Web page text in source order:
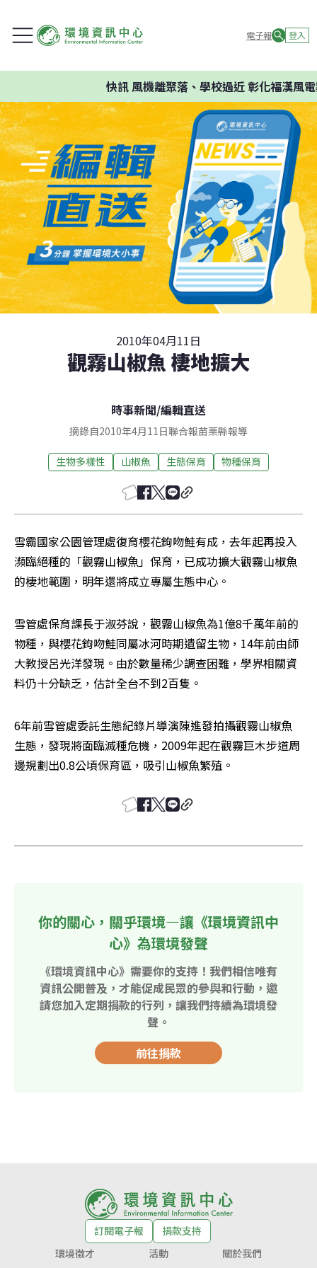
電子報 登入
快訊風機離聚落、學校過近 彰化福漢風電
2010年04月11日
觀霧山椒魚 棲地擴大
時事新聞/編輯直送
摘錄自2010年4月11日聯合報苗栗縣報導
生物多樣性 山椒魚 生態保育 物種保育
雪霸國家公園管理處復育櫻花鉤吻鮭有成，去年起再投入
瀕臨絕種的「觀霧山椒魚」保育，已成功擴大觀霧山椒魚
的棲地範圍，明年還將成立專屬生態中心。
雪管處保育課長于淑芬說，觀霧山椒魚為1億8千萬年前的
物種，與櫻花鉤吻鮭同屬冰河時期遺留生物，14年前由師
大教授呂光洋發現。由於數量稀少調查困難，學界相關資
料仍十分缺乏，估計全台不到2百隻。
6年前雪管處委託生態紀錄片導演陳進發拍攝觀霧山椒魚
生態，發現將面臨滅種危機，2009年起在觀霧巨木步道周
邊規劃出0.8公頃保育區，吸引山椒魚繁殖。
你的關心，關乎環境—讓《環境資訊中
心》為環境發聲
《環境資訊中心》需要你的支持！我們相信唯有
資訊公開普及，才能促成民眾的參與和行動，邀
請您加入定期捐款的行列，讓我們持續為環境發
聲。
前往捐款
訂閱電子報
捐款支持
環境徵才
活動
關於我們